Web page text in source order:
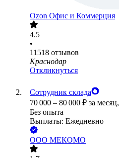
Ozon Офис и Коммерция
4.5
•
11518 отзывов
Краснодар
Откликнуться
Сотрудник склада
70 000 – 80 000 ₽ за месяц,
Без опыта
Выплаты: Ежедневно
ООО МЕКОМО